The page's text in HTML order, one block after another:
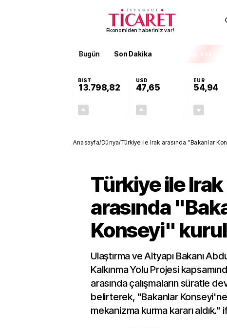
Ekonomiden haberiniz var!
Bugün Son Dakika EKSTRA
BIST
13.798,82
USD
47,65
EUR
54,94
Anasayfa/Dünya/Türkiye ile Irak arasında "Bakanlar
Türkiye ile Irak
arasında
Konseyi"
Ulaştırma ve Altyapı Bakanı
Kalkınma Yolu Projesi
arasında çalışmaların süratle
belirterek, "Bakanlar
mekanizma kurma kararı aldık."